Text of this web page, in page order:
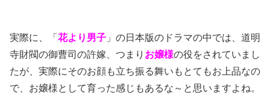
実際に、「 花より男子 」の日本版のドラマの中では、道明
寺財閥の御曹司の許嫁、つまり お嬢様の役をされていまし
たが、実際にそのお顔も立ち振る舞いもとてもお上品なの
で、お嬢様として育った感じもあるな～と思いますよね。